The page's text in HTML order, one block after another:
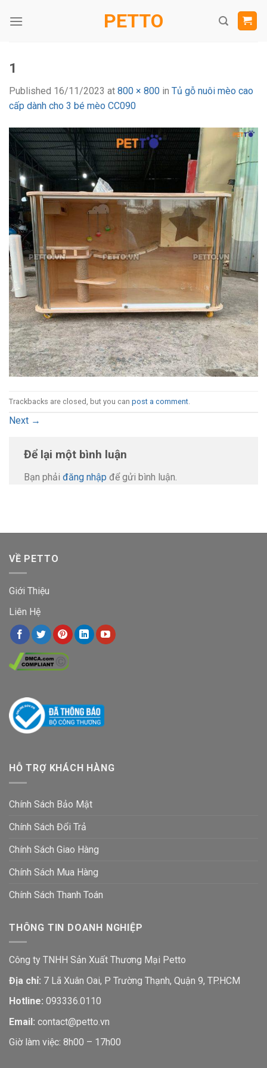
PETTO
1
Published 16/11/2023 at 800 × 800 in Tủ gỗ nuôi mèo cao
cấp dành cho 3 bé mèo CC090
Trackbacks are closed, but you can post a comment
Next →
Để lại một bình luận
Bạn phải đăng nhập để gửi bình luận.
VỀ PETTO
Giới Thiệu
Liên Hệ
HỖ TRỢ KHÁCH HÀNG
Chính Sách Bảo Mật
Chính Sách Đổi Trả
Chính Sách Giao Hàng
Chính Sách Mua Hàng
Chính Sách Thanh Toán
THÔNG TIN DOANH NGHIỆP
Công ty TNHH Sản Xuất Thương Mại Petto
Địa chỉ: 7 Lã Xuân Oai, P Trường Thạnh, Quận 9, TP.HCM
Hotline: 093336.0110
Email: contact@petto.vn
Giờ làm việc: 8h00 – 17h00